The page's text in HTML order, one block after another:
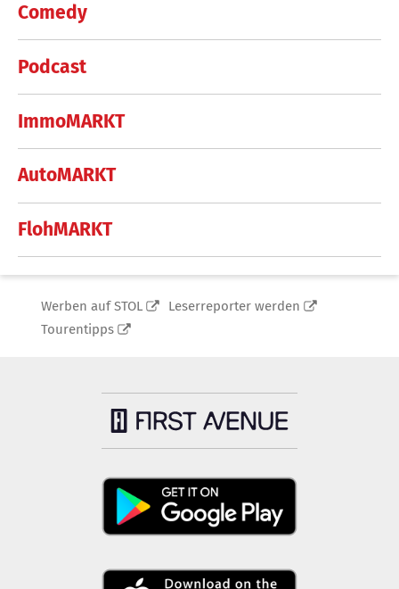
Comedy
Podcast
ImmoMARKT
AutoMARKT
FlohMARKT
Werben auf STOL
Leserreporter werden
Tourentipps